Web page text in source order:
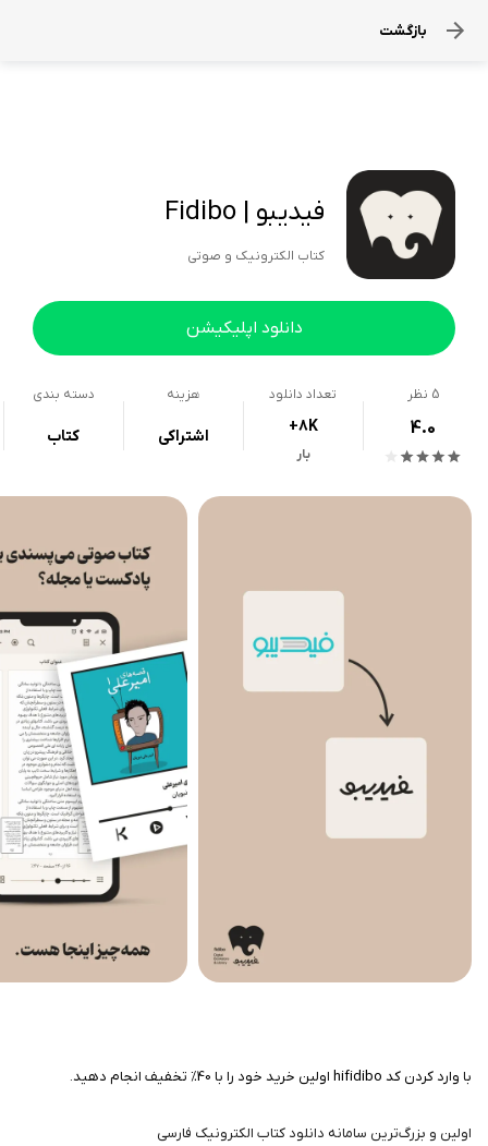
بازگشت
فیدیبو | Fidibo
کتاب الکترونیک و صوتی
دانلود اپلیکیشن
5 نظر
4.0
تعداد دانلود
+8K
بار
هزینه
اشتراکی
دسته بندی
کتاب
با وارد کردن کد hifidibo اولین خرید خود را با 40% تخفیف انجام دهید.
اولین و بزرگ‌ترین سامانه دانلود کتاب الکترونیک فارسی